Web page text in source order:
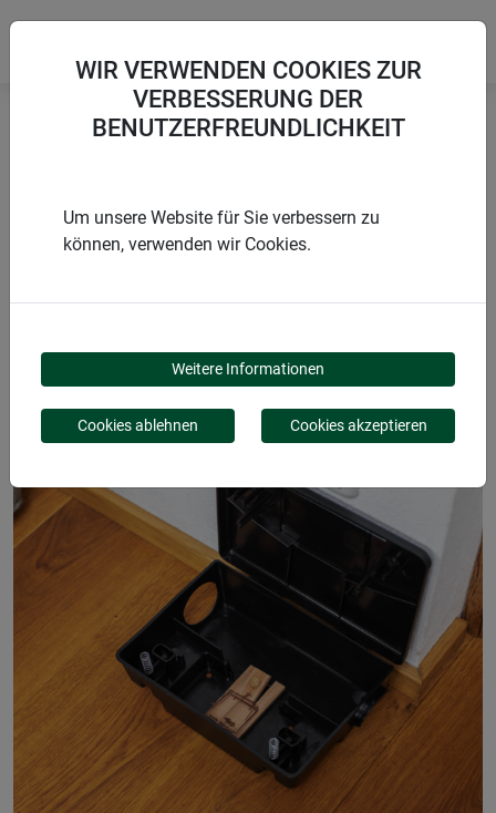
MÄUSE-BOX 2IN1
WIR VERWENDEN COOKIES ZUR
VERBESSERUNG DER
BENUTZERFREUNDLICHKEIT
Um unsere Website für Sie verbessern zu
können, verwenden wir Cookies.
Weitere Informationen
Cookies ablehnen Cookies akzeptieren